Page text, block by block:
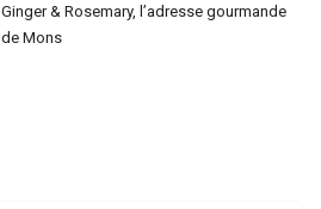
Ginger & Rosemary, l’adresse gourmande
de Mons